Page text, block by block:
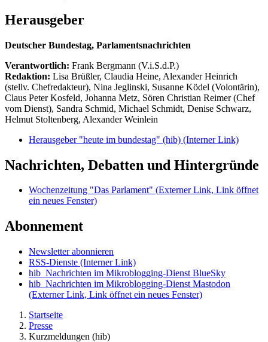
Herausgeber
Deutscher Bundestag, Parlamentsnachrichten
Verantwortlich: Frank Bergmann (V.i.S.d.P.)
Redaktion: Lisa Brüßler, Claudia Heine, Alexander Heinrich
(stellv. Chefredakteur), Nina Jeglinski, Susanne Ködel (Volontärin),
Claus Peter Kosfeld, Johanna Metz, Sören Christian Reimer (Chef
vom Dienst), Sandra Schmid, Michael Schmidt, Denise Schwarz,
Helmut Stoltenberg, Alexander Weinlein
Herausgeber "heute im bundestag" (hib) (Interner Link)
Nachrichten, Debatten und Hintergründe
Wochenzeitung "Das Parlament" (Externer Link, Link öffnet
ein neues Fenster)
Abonnement
Newsletter abonnieren
RSS-Dienste (Interner Link)
hib_Nachrichten im Mikroblogging-Dienst BlueSky
hib_Nachrichten im Mikroblogging-Dienst Mastodon
(Externer Link, Link öffnet ein neues Fenster)
Startseite
Presse
Kurzmeldungen (hib)